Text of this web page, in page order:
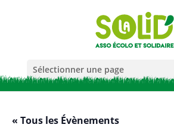
Sélectionner une page
« Tous les Évènements